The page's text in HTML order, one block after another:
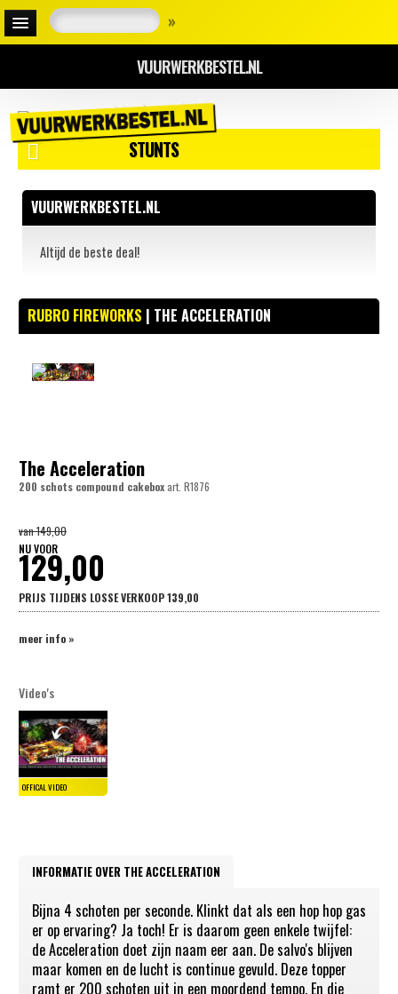
»
VUURWERKBESTEL.NL
STUNTS
VUURWERKBESTEL.NL
Altijd de beste deal!
RUBRO FIREWORKS | THE ACCELERATION
The Acceleration
200 schots compound cakeboxart. R1876
van149,00
NU VOOR
129,00
PRIJS TIJDENS LOSSE VERKOOP139,00
meer info »
Video's
INFORMATIE OVER THE ACCELERATION
Bijna 4 schoten per seconde. Klinkt dat als een hop hop gas
er op ervaring? Ja toch! Er is daarom geen enkele twijfel:
de Acceleration doet zijn naam eer aan. De salvo's blijven
maar komen en de lucht is continue gevuld. Deze topper
ramt er 200 schoten uit in een moordend tempo. En die